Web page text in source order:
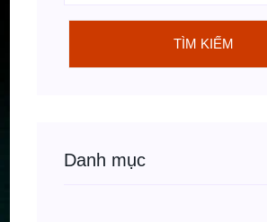
TÌM KIẾM
Danh mục